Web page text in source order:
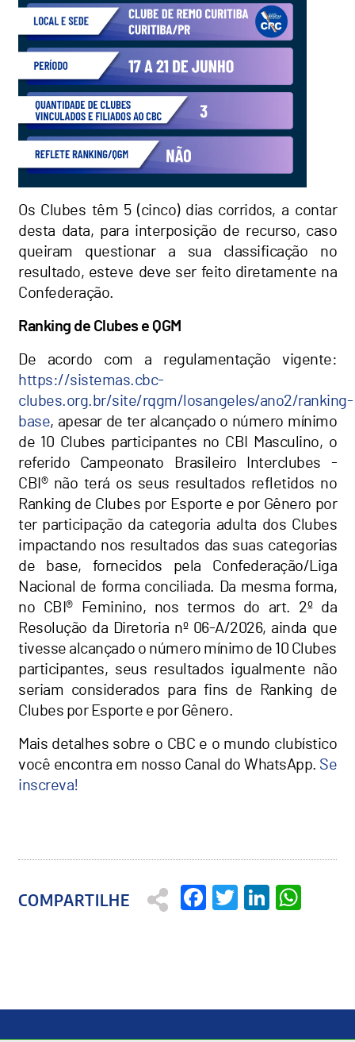
Os Clubes têm 5 (cinco) dias corridos, a contar
desta data, para interposição de recurso, caso
queiram questionar a sua classificação no
resultado, esteve deve ser feito diretamente na
Confederação.
Ranking de Clubes e QGM
De acordo com a regulamentação vigente:
https://sistemas.cbc-
clubes.org.br/site/rqgm/losangeles/ano2/ranking-
base, apesar de ter alcançado o número mínimo
de 10 Clubes participantes no CBI Masculino, o
referido Campeonato Brasileiro Interclubes -
CBI® não terá os seus resultados refletidos no
Ranking de Clubes por Esporte e por Gênero por
ter participação da categoria adulta dos Clubes
impactando nos resultados das suas categorias
de base, fornecidos pela Confederação/Liga
Nacional de forma conciliada. Da mesma forma,
no CBI® Feminino, nos termos do art. 2º da
Resolução da Diretoria nº 06-A/2026, ainda que
tivesse alcançado o número mínimo de 10 Clubes
participantes, seus resultados igualmente não
seriam considerados para fins de Ranking de
Clubes por Esporte e por Gênero.
Mais detalhes sobre o CBC e o mundo clubístico
você encontra em nosso Canal do WhatsApp. Se
inscreva!
Facebook
Twitter